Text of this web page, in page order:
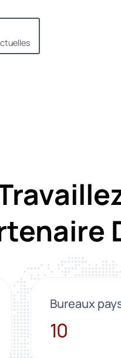
Bureaux
10
10